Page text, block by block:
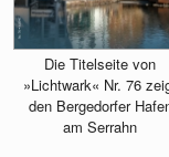
Die Titelseite von
»Lichtwark« Nr. 76
den Bergedorfer
am Serrahn